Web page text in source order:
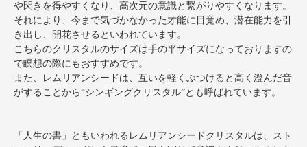
や閃きを得やすくなり、高次元の意識と繋がりやすくなります。
それにより、今まで気づかなかった才能に目覚め、潜在能力を引
き出し、開花させるといわれています。
こちらのクリスタルのサイズは手の平サイズになっておりますの
で瞑想の際にもおすすめです。
また、レムリアンシードは、互いを軽くぶつけると高く澄んだ音
がすることから“シンギングクリスタル”とも呼ばれています。
「人生の書」ともいわれるレムリアンシードクリスタルは、スト